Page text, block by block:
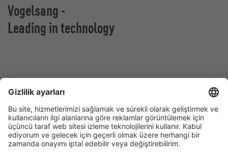
Vogelsang -
Leading in technology
Holthoege 10-14
49632 Essen (Oldenburg)
Almanya